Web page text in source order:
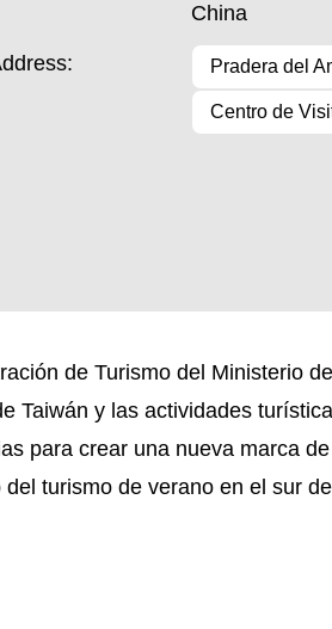
China
Pradera del
Centro de
de Turismo del Ministerio
Taiwán y las actividades
para crear una nueva marca
turismo de verano en el sur